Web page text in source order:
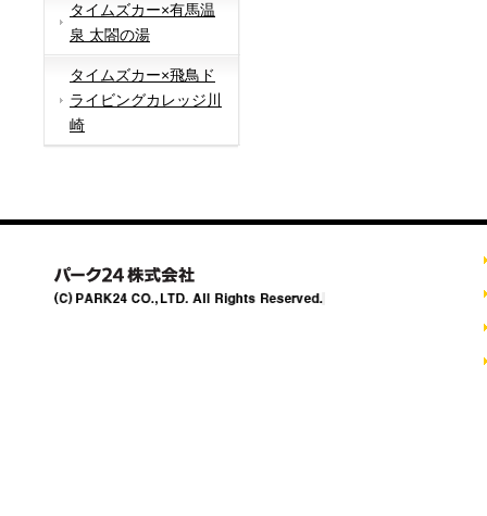
タイムズカー×有馬温
泉 太閤の湯
タイムズカー×飛鳥ド
ライビングカレッジ川
崎